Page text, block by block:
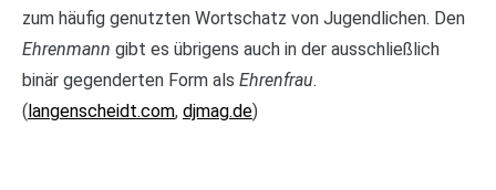
zum häufig genutzten Wortschatz von Jugendlichen. Den
Ehrenmann gibt es übrigens auch in der ­ausschließlich
binär gegenderten Form als Ehrenfrau.
(langenscheidt.com, djmag.de)